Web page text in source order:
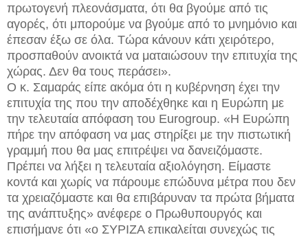
πρωτογενή πλεονάσματα, ότι θα βγούμε από τις
αγορές, ότι μπορούμε να βγούμε από το μνημόνιο και
έπεσαν έξω σε όλα. Τώρα κάνουν κάτι χειρότερο,
προσπαθούν ανοικτά να ματαιώσουν την επιτυχία της
χώρας. Δεν θα τους περάσει».
Ο κ. Σαμαράς είπε ακόμα ότι η κυβέρνηση έχει την
επιτυχία της που την αποδέχθηκε και η Ευρώπη με
την τελευταία απόφαση του Eurogroup. «H Ευρώπη
πήρε την απόφαση να μας στηρίξει με την πιστωτική
γραμμή που θα μας επιτρέψει να δανειζόμαστε.
Πρέπει να λήξει η τελευταία αξιολόγηση. Είμαστε
κοντά και χωρίς να πάρουμε επώδυνα μέτρα που δεν
τα χρειαζόμαστε και θα επιβάρυναν τα πρώτα βήματα
της ανάπτυξης» ανέφερε ο Πρωθυπουργός και
επισήμανε ότι «ο ΣΥΡΙΖΑ επικαλείται συνεχώς τις